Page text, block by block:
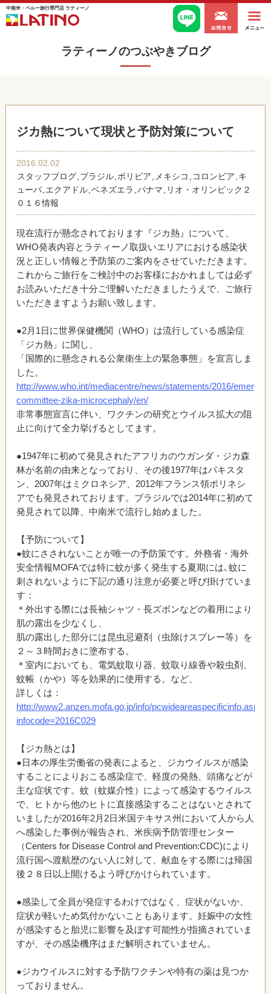
中南米・ペルー旅行専門店 ラティーノ
ラティーノのつぶやきブログ
ジカ熱について現状と予防対策について
2016.02.02
スタッフブログ ブラジル ボリビア メキシコ コロンビア キ
ューバ エクアドル ベネズエラ パナマ
リオ・オリンピック２
０１６情報
現在流行が懸念されております『ジカ熱』について、
WHO発表内容とラティーノ取扱いエリアにおける感染状
況と正しい情報と予防策のご案内をさせていただきます。
これからご旅行をご検討中のお客様におかれましては必ず
お読みいただき十分ご理解いただきましたうえで、ご旅行
いただきますようお願い致します。
●2月1日に世界保健機関（WHO）は流行している感染症
「ジカ熱」に関し、
「国際的に懸念される公衆衛生上の緊急事態」を宣言しま
した。
http://www.who.int/mediacentre/news/statements/2016/
committee-zika-microcephaly/en/
非常事態宣言に伴い、ワクチンの研究とウイルス拡大の阻
止に向けて全力挙げるとしてます。
●1947年に初めて発見されたアフリカのウガンダ・ジカ森
林が名前の由来となっており、その後1977年はパキスタ
ン、2007年はミクロネシア、2012年フランス領ポリネシ
アでも発見されております。ブラジルでは2014年に初めて
発見されて以降、中南米で流行し始めました。
【予防について】
●蚊にさされないことが唯一の予防策です。外務省・海外
安全情報MOFAでは特に蚊が多く発生する夏期には､蚊に
刺されないように下記の通り注意が必要と呼び掛けていま
す：
＊外出する際には長袖シャツ・長ズボンなどの着用により
肌の露出を少なくし、
肌の露出した部分には昆虫忌避剤（虫除けスプレー等）を
２～３時間おきに塗布する。
＊室内においても、電気蚊取り器、蚊取り線香や殺虫剤、
蚊帳（かや）等を効果的に使用する。など、
詳しくは：
http://www2.anzen.mofa.go.jp/info/pcwideareaspecificinfo.asp?
infocode=2016C029
【ジカ熱とは】
●日本の厚生労働省の発表によると、ジカウイルスが感染
することによりおこる感染症で、軽度の発熱、頭痛などが
主な症状です。蚊（蚊媒介性）によって感染するウイルス
で、ヒトから他のヒトに直接感染することはないとされて
いましたが2016年2月2日米国テキサス州において人から人
へ感染した事例が報告され、米疾病予防管理センター
（Centers for Disease Control and Prevention:CDC)により
流行国へ渡航歴のない人に対して、献血をする際には帰国
後２８日以上開けるよう呼びかけられています。
●感染して全員が発症するわけではなく、症状がないか、
症状が軽いため気付かないこともあります。妊娠中の女性
が感染すると胎児に影響を及ぼす可能性が指摘されていま
すが、その感染機序はまだ解明されていません。
●ジカウイルスに対する予防ワクチンや特有の薬は見つか
っておりません。